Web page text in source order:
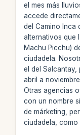
el mes más
accede
del Camino Inca
alternativos que
Machu Picchu)
ciudadela.
el del
abril a
Otras agencias
con un nombre
de márketing,
ciudadela, como